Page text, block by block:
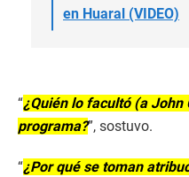
en Huaral (VIDEO)
“¿Quién lo facultó (a John
programa?”, sostuvo.
“¿Por qué se toman